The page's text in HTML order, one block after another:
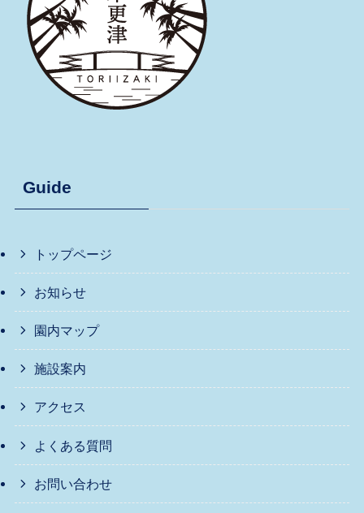
Guide
トップページ
お知らせ
園内マップ
施設案内
アクセス
よくある質問
お問い合わせ